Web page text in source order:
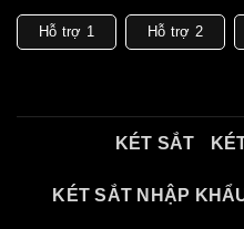
Hỗ trợ 1 Hỗ trợ 2
KÉT SẮT
KÉT SẮT NHẬP